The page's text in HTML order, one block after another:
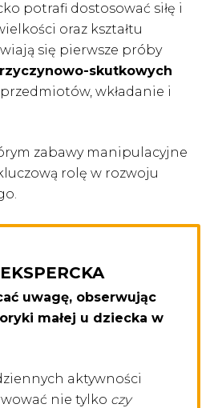
potrafi dostosować siłę i
oraz kształtu
się pierwsze próby
skutkowych
wkładanie i
zabawy manipulacyjne
rolę w rozwoju
uwagę, obserwując
małej u dziecka w
aktywności
nie tylko czy